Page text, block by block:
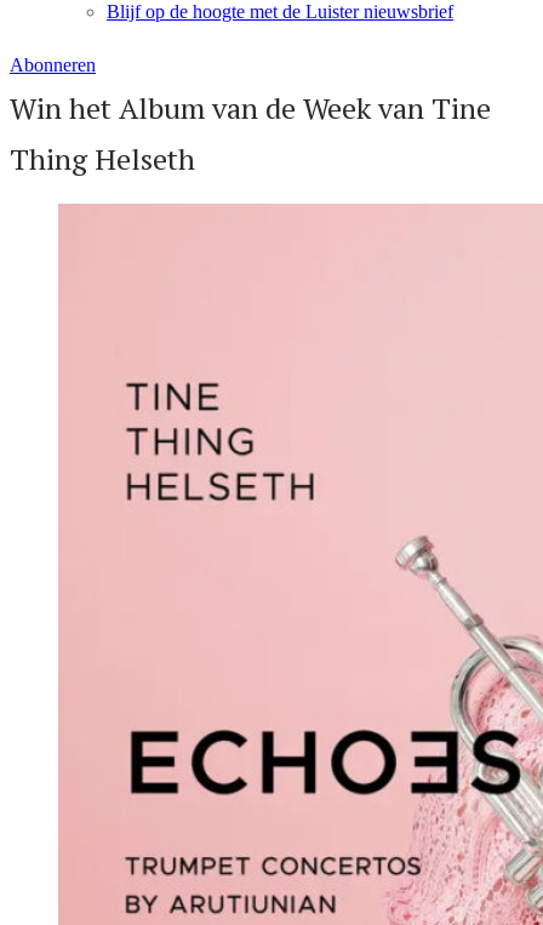
Blijf op de hoogte met de Luister nieuwsbrief
Abonneren
Win het Album van de Week van Tine
Thing Helseth